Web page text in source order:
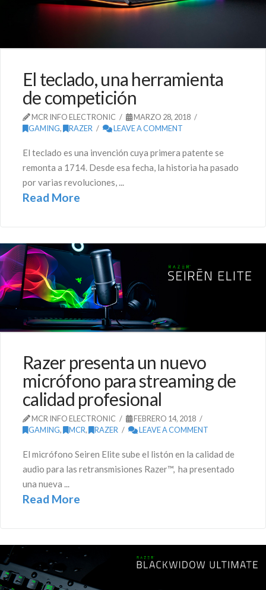
El teclado, una herramienta
de competición
MCR INFO ELECTRONIC
MARZO 28, 2018
GAMING, RAZER LEAVE A COMMENT
El teclado es una invención cuya primera patente se
remonta a 1714. Desde esa fecha, la historia ha pasado
por varias revoluciones, ...
Read More
Razer presenta un nuevo
micrófono para streaming de
calidad profesional
MCR INFO ELECTRONIC
FEBRERO 14, 2018
GAMING, MCR, RAZER LEAVE A COMMENT
El micrófono Seiren Elite sube el listón en la calidad de
audio para las retransmisiones Razer™, ha presentado
una nueva ...
Read More